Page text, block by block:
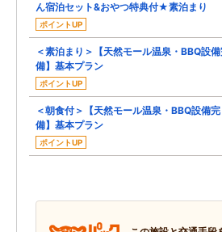
ん宿泊セット&おやつ特典付★素泊まり
ポイントUP
＜素泊まり＞【天然モール温泉・BBQ設
備】基本プラン
ポイントUP
＜朝食付＞【天然モール温泉・BBQ設備完
備】基本プラン
ポイントUP